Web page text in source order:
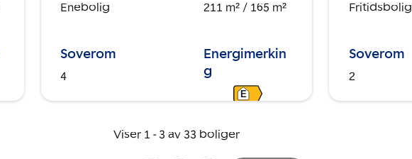
Enebolig 211 m² / 165 m²
Soverom
4
Energimerkin
g
E
Fritidsbolig
Soverom
2
Viser 1 - 3 av 33 boliger